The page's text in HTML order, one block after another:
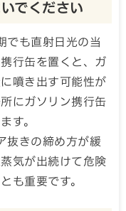
でください
でも直射日光の当
行缶を置くと、ガ
噴き出す可能性が
にガソリン携行缶
す。
抜きの締め方が緩
気が出続けて危険
も重要です。